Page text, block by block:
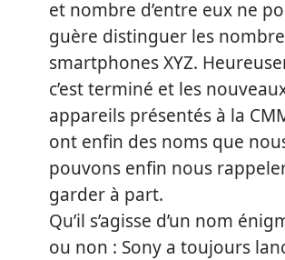
et nombre d’entre eux ne
guère distinguer les
smartphones XYZ.
c’est terminé et les
appareils présentés à la
ont enfin des noms que
pouvons enfin nous
garder à part.
Qu’il s’agisse d’un nom
ou non : Sony a toujours